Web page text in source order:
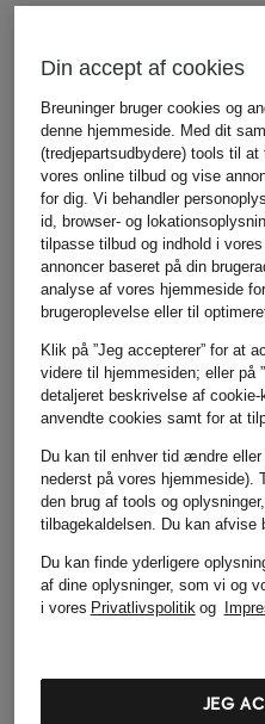
HERNO
Din accept af cookies
Breuninger bruger cookies og
denne hjemmeside. Med dit
(tredjepartsudbydere) tools til
vores online tilbud og vise
for dig. Vi behandler
id, browser- og
tilpasse tilbud og indhold i
annoncer baseret på din
analyse af vores hjemmeside
brugeroplevelse eller til
Klik på ”Jeg accepterer” for at
videre til hjemmesiden; eller på
detaljeret beskrivelse af
anvendte cookies samt for at
Du kan til enhver tid ændre
nederst på vores hjemmeside).
den brug af tools og
tilbagekaldelsen. Du kan afvise
Du kan finde yderligere
af dine oplysninger, som vi og
i vores Privatlivspolitikog
JEG